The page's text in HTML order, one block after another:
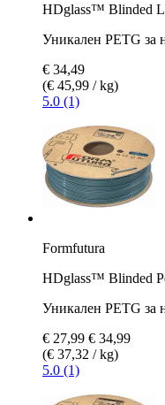
HDglass™ Blinded
Уникален PETG за
€ 34,49
(€ 45,99 / kg)
5.0 (1)
Formfutura
HDglass™ Blinded
Уникален PETG за
€ 27,99 € 34,99
(€ 37,32 / kg)
5.0 (1)